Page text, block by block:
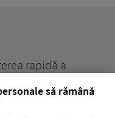
rapidă a
să rămână